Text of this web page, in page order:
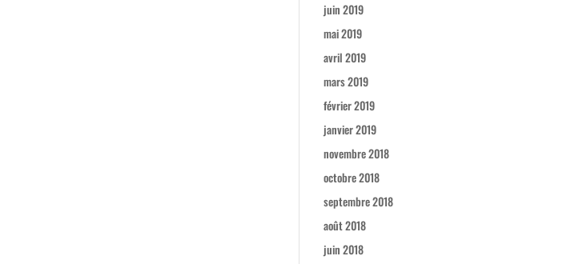
juin 2019
mai 2019
avril 2019
mars 2019
février 2019
janvier 2019
novembre 2018
octobre 2018
septembre 2018
août 2018
juin 2018